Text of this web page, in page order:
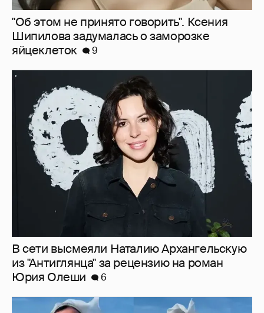
В сети высмеяли Наталию Архангельскую
из "Антиглянца" за рецензию на роман
Юрия Олеши